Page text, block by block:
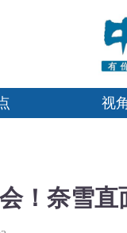
视角
！奈雪